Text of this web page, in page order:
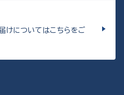
けについてはこちらをご